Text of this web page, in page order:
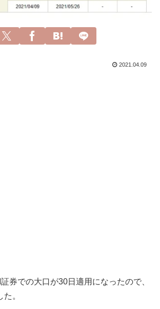
2021.04.09
券での大口が30日適用になったので、
。